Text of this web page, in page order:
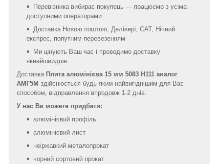
Перевізника вибирає покупець — працюємо з усіма
доступними операторами
Доставка Новою поштою, Делівері, САТ, Нічний
експрес, попутним перевезенням
Ми цінують Ваш час і проводимо доставку
якнайшвидше.
Доставка Плита алюмінієва 15 мм 5083 Н111 аналог
АМГ5М здійснюється будь-яким найвигіднішим для Вас
способом, відправлення впродовж 1-2 днів.
У нас Ви можете придбати:
алюмінієвий профіль
алюмінієвий лист
неіржавкий металопрокат
чорний сортовий прокат